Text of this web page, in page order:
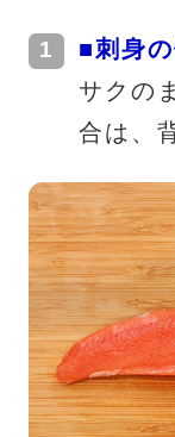
■刺身
サクの
合は、